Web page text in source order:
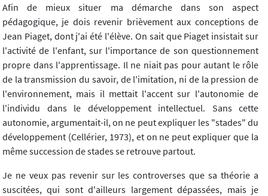
Afin de mieux situer ma démarche dans son aspect
pédagogique, je dois revenir brièvement aux conceptions de
Jean Piaget, dont j'ai été l'élève. On sait que Piaget insistait sur
l'activité de l'enfant, sur l'importance de son questionnement
propre dans l'apprentissage. Il ne niait pas pour autant le rôle
de la transmission du savoir, de l'imitation, ni de la pression de
l'environnement, mais il mettait l'accent sur l'autonomie de
l'individu dans le développement intellectuel. Sans cette
autonomie, argumentait-il, on ne peut expliquer les "stades" du
développement (Cellérier, 1973), et on ne peut expliquer que la
même succession de stades se retrouve partout.
Je ne veux pas revenir sur les controverses que sa théorie a
suscitées, qui sont d'ailleurs largement dépassées, mais je